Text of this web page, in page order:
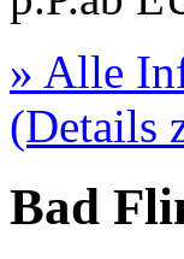
» Alle
(Details
Bad